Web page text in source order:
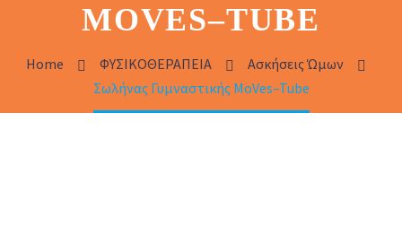
MOVES–TUBE
Home ΦΥΣΙΚΟΘΕΡΑΠΕΙΑ
Ασκήσεις Ώμων
Σωλήνας Γυμναστικής MoVes–Tube